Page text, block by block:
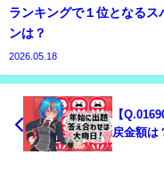
ランキングで１位となるス
ンは？
2026.05.18
【
戻金額は